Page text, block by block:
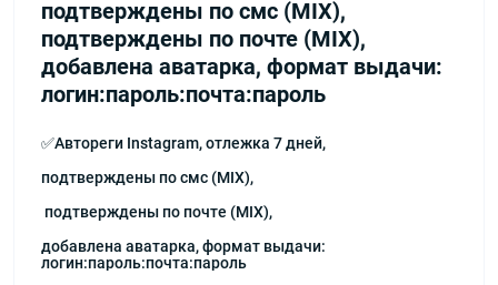
подтверждены по смс (MIX),
подтверждены по почте (MIX),
добавлена аватарка, формат выдачи:
логин:пароль:почта:пароль
✅Автореги Instagram, отлежка 7 дней,
подтверждены по смс (MIX),
подтверждены по почте (MIX),
добавлена аватарка, формат выдачи:
логин:пароль:почта:пароль